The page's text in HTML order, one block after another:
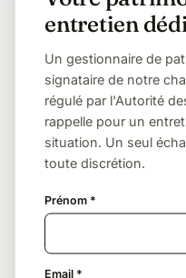
L'assurance vie,
À 55 % de taxation,
succession classique
vie (152 500 €
primes versées avant
l'équation — c'est
la facture.
entretien
Un gestionnaire de
signataire de notre
régulé par l'Autorité
rappelle pour un
situation. Un seul
toute discrétion.
Prénom *
Email *